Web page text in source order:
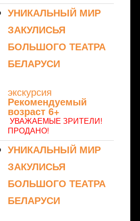
УНИКАЛЬНЫЙ МИР
ЗАКУЛИСЬЯ
БОЛЬШОГО ТЕАТРА
БЕЛАРУСИ
экскурсия
Рекомендуемый
возраст 6+
УВАЖАЕМЫЕ ЗРИТЕЛИ!
ПРОДАНО!
УНИКАЛЬНЫЙ МИР
ЗАКУЛИСЬЯ
БОЛЬШОГО ТЕАТРА
БЕЛАРУСИ